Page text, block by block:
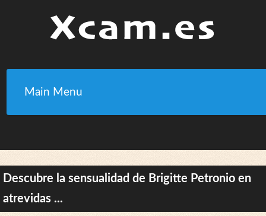
Main Menu
Descubre la sensualidad de Brigitte Petronio en
atrevidas ...